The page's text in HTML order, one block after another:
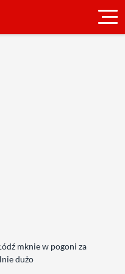
mknie w pogoni za
dużo